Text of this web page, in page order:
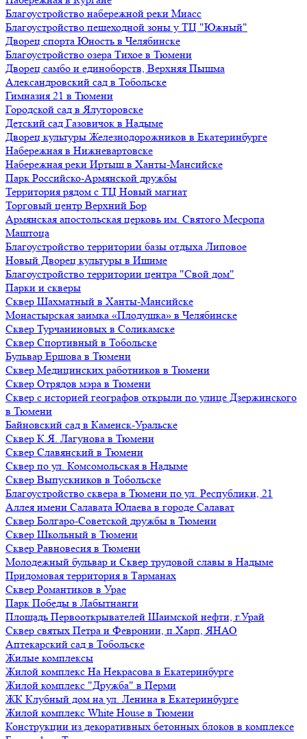
Благоустройство набережной реки Миасс
Благоустройство пешеходной зоны у ТЦ "Южный"
Дворец спорта Юность в Челябинске
Благоустройство озера Тихое в Тюмени
Дворец самбо и единоборств, Верхняя Пышма
Александровский сад в Тобольске
Гимназия 21 в Тюмени
Городской сад в Ялуторовске
Детский сад Газовичок в Надыме
Дворец культуры Железнодорожников в Екатеринбурге
Набережная в Нижневартовске
Набережная реки Иртыш в Ханты-Мансийске
Парк Российско-Армянской дружбы
Территория рядом с ТЦ Новый магнат
Торговый центр Верхний Бор
Армянская апостольская церковь им. Святого Месропа
Маштоца
Благоустройство территории базы отдыха Липовое
Нoвый Двoрeц культуры в Ишимe
Благоустройство территории центра "Свой дом"
Парки и скверы
Сквер Шахматный в Ханты-Мансийске
Монастырская заимка «Плодушка» в Челябинске
Сквер Турчаниновых в Соликамске
Сквер Спортивный в Тобольске
Бульвар Ершова в Тюмени
Сквер Медицинских работников в Тюмени
Сквер Отрядов мэра в Тюмени
Сквер с историей географов открыли по улице Дзержинского
в Тюмени
Байновский сад в Каменск-Уральске
Сквер К.Я. Лагунова в Тюмени
Сквер Славянский в Тюмени
Сквер по ул. Комсомольская в Надыме
Сквер Выпускников в Тобольске
Благоустройство сквера в Тюмени по ул. Республики, 21
Аллея имени Салавата Юлаева в городе Салават
Сквер Болгаро-Советской дружбы в Тюмени
Сквер Школьный в Тюмени
Сквер Равновесия в Тюмени
Молодежный бульвар и Сквер трудовой славы в Надыме
Придомовая территория в Тарманах
Сквер Романтиков в Урае
Парк Победы в Лабытнанги
Площадь Первооткрывателей Шаимской нефти, г.Урай
Сквер святых Петра и Февронии, п.Харп, ЯНАО
Аптекарский сад в Тобольске
Жилые комплексы
Жилой комплекс На Некрасова в Екатеринбурге
Жилой комплекс "Дружба" в Перми
ЖК Клубный дом на ул. Ленина в Екатеринбурге
Жилой комплекс White House в Тюмени
Конструкции из декоративных бетонных блоков в комплексе